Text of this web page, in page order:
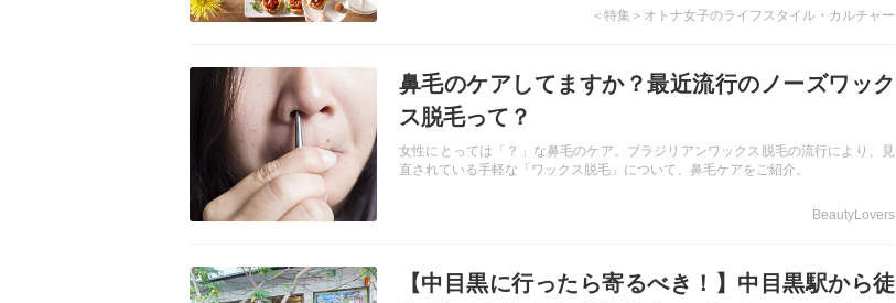
＜特集＞オトナ女子のライフスタイル・カルチャー
鼻毛のケアしてますか？最近流行のノーズワック
ス脱毛って？
女性にとっては「？」な鼻毛のケア。ブラジリアンワックス脱毛の流行により、見
直されている手軽な「ワックス脱毛」について、鼻毛ケアをご紹介。
BeautyLovers
【中目黒に行ったら寄るべき！】中目黒駅から徒